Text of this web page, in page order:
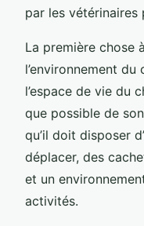
par les vétérinaires
La première chose
l’environnement
l’espace de vie du
que possible de
qu’il doit disposer
déplacer, des
et un
activités.